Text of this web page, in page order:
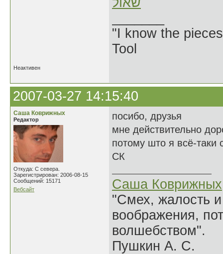
"I know the
Tool
Неактивен
2007-03-27 14:15:40
Саша Коврижных
Редактор
Откуда: С севера.
Зарегистрирован: 2006-08-15
Сообщений: 15171
Вебсайт
посибо, друзья
мне действительно
потому што я всё-таки
СК
Саша Коврижных
"Смех, жалость
воображения,
волшебством".
Пушкин А. С.